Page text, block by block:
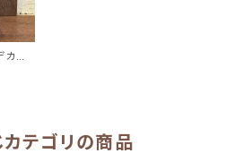
フ
カテゴリの商品